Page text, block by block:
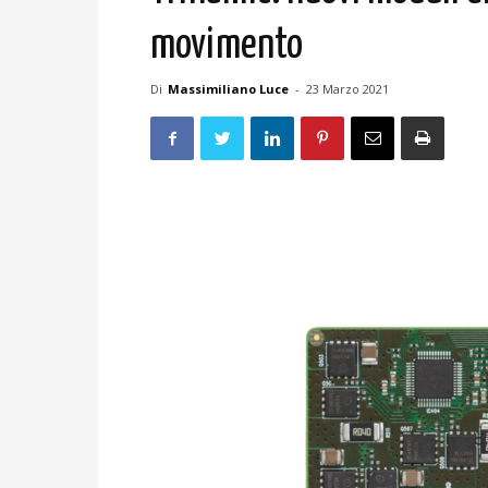
movimento
Di Massimiliano Luce - 23 Marzo 2021